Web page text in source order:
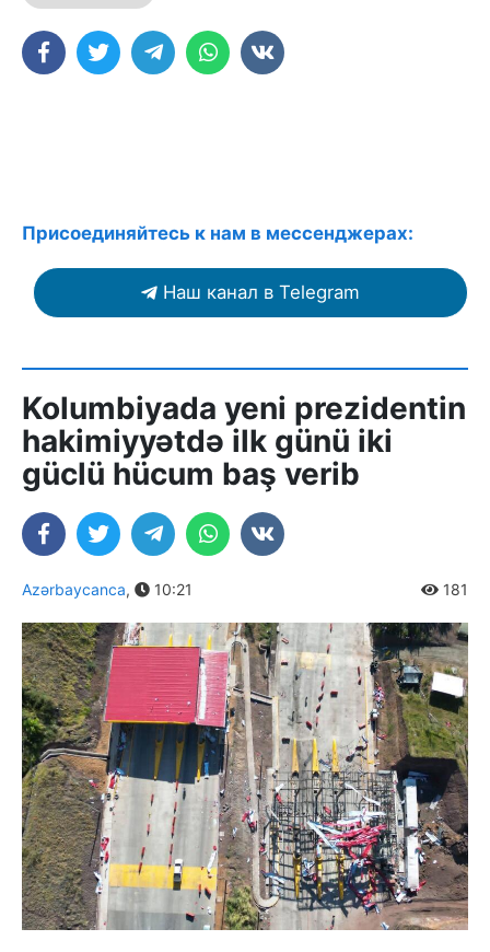
Присоединяйтесь к нам в мессенджерах:
Наш канал в Telegram
Kolumbiyada yeni prezidentin
hakimiyyətdə ilk günü iki
güclü hücum baş verib
Azərbaycanca, 10:21 181